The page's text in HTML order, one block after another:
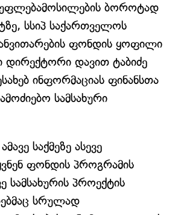
უფლებამოსილების ბოროტად
სსიპ საქართველოს
ფონდის ყოფილი
დავით ტაბიძე
ინფორმაციას ფინანსთა
სამსახური
საქმეზე ასევე
ფონდის პროგრამის
სამსახურის პროექტის
სრულად